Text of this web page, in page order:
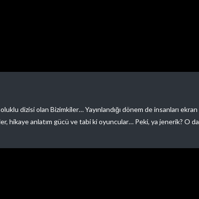
dizisi olan Bizimkiler… Yayınlandığı dönem de insanları ekran
hikaye anlatım gücü ve tabi ki oyuncular… Peki, ya jenerik? O da